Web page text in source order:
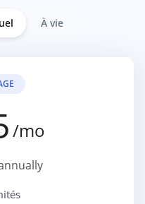
À vie
/mo